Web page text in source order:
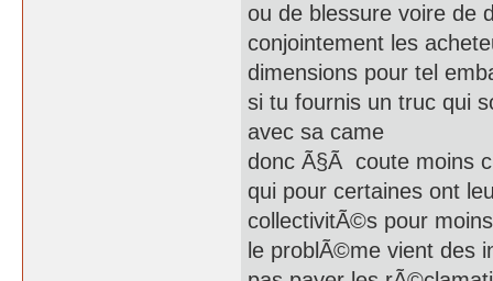
ou de blessure voire de
conjointement les
dimensions pour tel
si tu fournis un truc qui
avec sa came
donc Ã§Ã coute moins
qui pour certaines ont
collectivitÃ©s pour
le problÃ©me vient des